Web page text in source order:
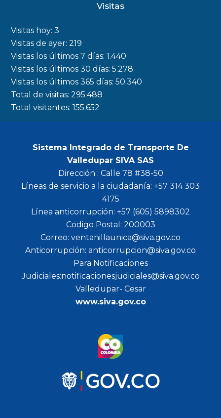
o
k
a
m
r
Visitas
Visitas hoy:3
Visitas de ayer:219
Visitas los últimos 7 días:1.440
Visitas los últimos 30 días:5.278
Visitas los últimos 365 días:50.340
Total de visitas:295.488
Total visitantes:155.652
Sistema Integrado de Transporte De
Valledupar SIVA SAS
Dirección : Calle 78 #38-50
Líneas de servicio a la ciudadanía: +57 314 303
4175
Línea anticorrupción: +57 (605) 5898302
Codigo Postal: 200003
Correo: ventanillaunica@siva.gov.co
Anticorrupción: anticorrupcion@siva.gov.co
Para Notificaciones
Judiciales:notificacionesjudiciales@siva.gov.co
Valledupar- Cesar
www.siva.gov.co